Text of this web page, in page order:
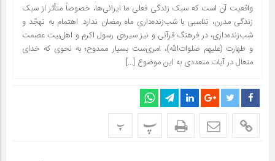
واقعیت آن است که سبک زندگی فعلی ما ایرانی‌ها، خصوصاً متأثر از سبک
زندگی مدرن، تناسبی با شب‌زنده‌داریِ ماه رمضان ندارد. اهتمام به تهجّد و
شب‌زنده‌داری، در فرهنگ قرآنی و نیز سیره‌ی رسول اکرم و اهل‌بیت عصمت
و طهارت (علیهم صلوات‌الله)، امری‌ست بسیار ممدوح؛ به نحوی که خدای
متعال در آیات متعددی به این موضوع […]
پ پ